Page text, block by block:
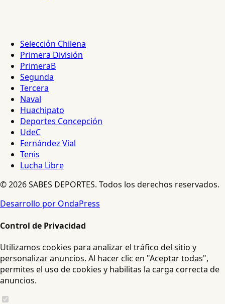
Selección Chilena
Primera División
PrimeraB
Segunda
Tercera
Naval
Huachipato
Deportes Concepción
UdeC
Fernández Vial
Tenis
Lucha Libre
© 2026 SABES DEPORTES. Todos los derechos reservados.
Desarrollo por OndaPress
Control de Privacidad
Utilizamos cookies para analizar el tráfico del sitio y
personalizar anuncios. Al hacer clic en "Aceptar todas",
permites el uso de cookies y habilitas la carga correcta de
anuncios.